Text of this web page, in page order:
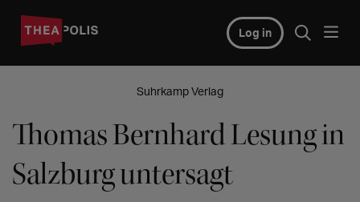
Log in
Suhrkamp Verlag
Thomas Bernhard Lesung in
Salzburg untersagt